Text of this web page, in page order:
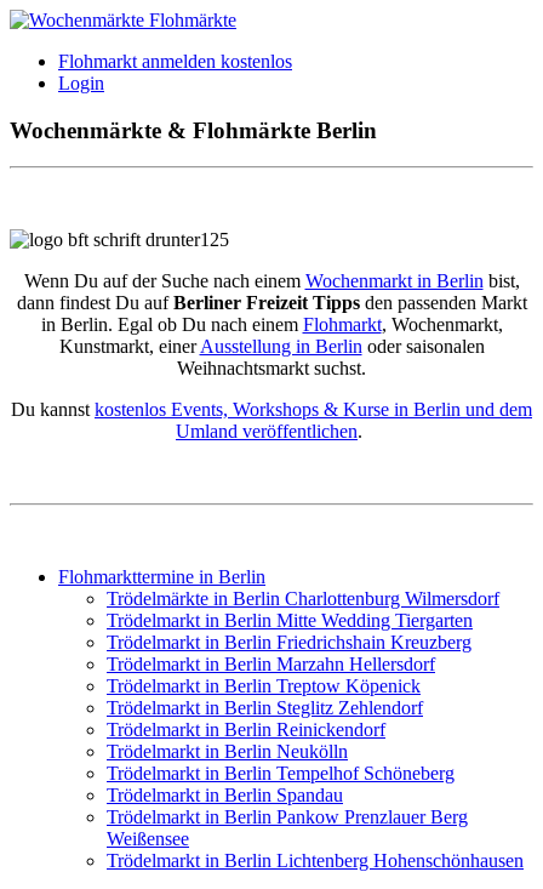
Flohmarkt anmelden kostenlos
Login
Wochenmärkte & Flohmärkte Berlin
Wenn Du auf der Suche nach einem Wochenmarkt in Berlinbist,
dann findest Du aufBerliner Freizeit Tippsden passenden Markt
in Berlin. Egal ob Du nach einem Flohmarkt, Wochenmarkt,
Kunstmarkt, einerAusstellung in Berlinoder saisonalen
Weihnachtsmarkt suchst.
Du kannstkostenlos Events, Workshops & Kurse in Berlin und dem
Umland veröffentlichen.
Flohmarkttermine in Berlin
Trödelmärkte in Berlin Charlottenburg Wilmersdorf
Trödelmarkt in Berlin Mitte Wedding Tiergarten
Trödelmarkt in Berlin Friedrichshain Kreuzberg
Trödelmarkt in Berlin Marzahn Hellersdorf
Trödelmarkt in Berlin Treptow Köpenick
Trödelmarkt in Berlin Steglitz Zehlendorf
Trödelmarkt in Berlin Reinickendorf
Trödelmarkt in Berlin Neukölln
Trödelmarkt in Berlin Tempelhof Schöneberg
Trödelmarkt in Berlin Spandau
Trödelmarkt in Berlin Pankow Prenzlauer Berg
Weißensee
Trödelmarkt in Berlin Lichtenberg Hohenschönhausen